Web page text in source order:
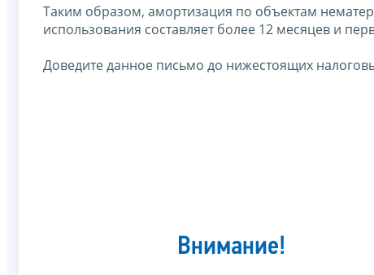
Таким образом, амортизация по объектам
использования составляет более 12 месяцев и
Доведите данное письмо до нижестоящих
Внимание!